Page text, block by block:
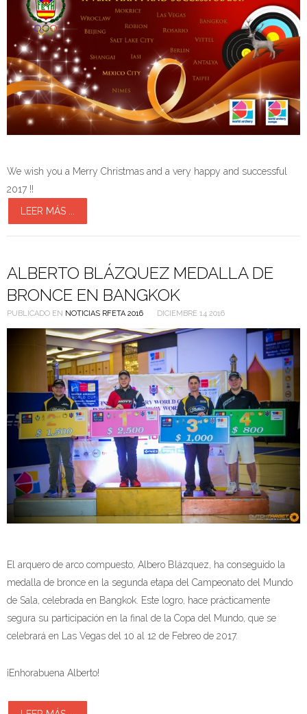
We wish you a Merry Christmas and a very happy and successful
2017 !!
LEER MÁS ...
ALBERTO BLÁZQUEZ MEDALLA DE
BRONCE EN BANGKOK
PUBLICADO EN NOTICIAS RFETA 2016 DICIEMBRE 14 2016
El arquero de arco compuesto, Albero Blázquez, ha conseguido la
medalla de bronce en la segunda etapa del Campeonato del Mundo
de Sala, celebrada en Bangkok. Este logro, hace prácticamente
segura su participación en la final de la Copa del Mundo, que se
celebrará en Las Vegas del 10 al 12 de Febreo de 2017.
¡Enhorabuena Alberto!